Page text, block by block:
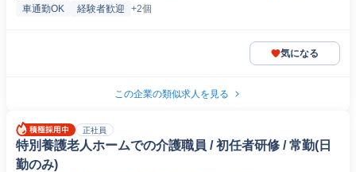
車通勤OK 経験者歓迎 +2個
気になる
この企業の類似求人を見る
正社員
特別養護老人ホームでの介護職員 / 初任者研修 / 常勤(日
勤のみ)